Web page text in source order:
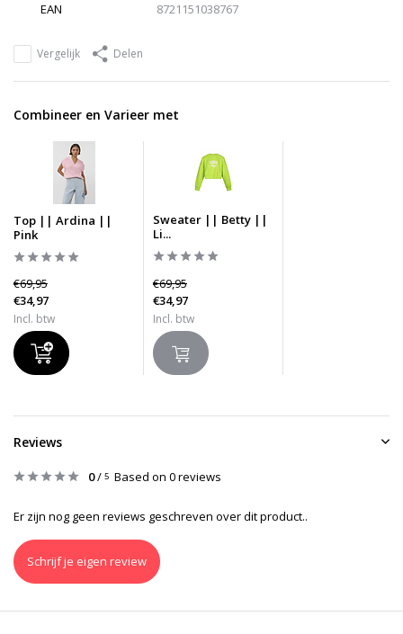
EAN 8721151038767
Vergelijk Delen
Combineer en Varieer met
Top || Ardina ||
Pink
€69,95
€34,97
Incl. btw
Sweater || Betty ||
Li...
€69,95
€34,97
Incl. btw
Reviews
0/ 5 Based on 0 reviews
Er zijn nog geen reviews geschreven over dit product..
Schrijf je eigen review